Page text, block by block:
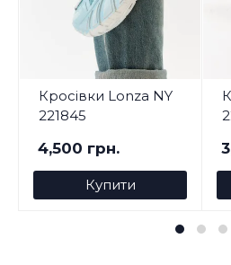
Кросівки Lonza NY
221845
4,500 грн.
Купити